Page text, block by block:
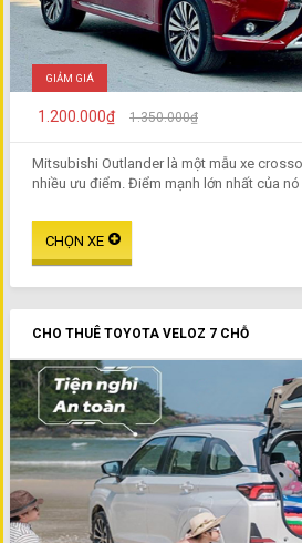
GIẢM GIÁ
1.200.000₫ 1.350.000₫
Mitsubishi Outlander là một mẫu xe
nhiều ưu điểm. Điểm mạnh lớn nhất của nó
CHO THUÊ TOYOTA VELOZ 7 CHỖ